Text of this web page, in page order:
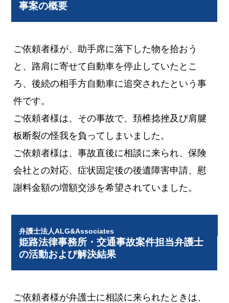
事案の概要
ご依頼者様が、助手席に落下した物を拾おう
と、路肩に寄せて自動車を停止していたとこ
ろ、後続の相手方自動車に追突されたという事
件です。
ご依頼者様は、その事故で、頚椎捻挫及び肩腱
板断裂の怪我を負ってしまいました。
ご依頼者様は、事故直後に相談に来られ、保険
会社との対応、症状固定後の後遺障害申請、慰
謝料金額の増額交渉を希望されていました。
弁護士法人ALG&Associates
姫路法律事務所・交通事故案件担当弁護士
の活動および解決結果
ご依頼者様が弁護士に相談に来られたときは、